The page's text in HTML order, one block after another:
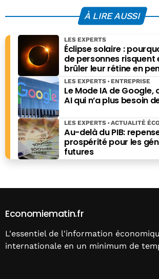
À LIRE AUSSI
Éclipse solaire :
de personnes risquent
brûler leur rétine en
faire
LES EXPERTS
Le Mode IA de Google,
AI qui n’a plus besoin
LES EXPERTS ENTREPRISE
Au-delà du PIB:
prospérité pour les
futures
LES EXPERTS ACTUALITÉ
Economiematin.fr
L'essentiel de l'information
internationale en un minimum de